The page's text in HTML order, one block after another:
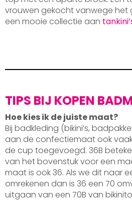
vrouwen gekocht vanwege het
een mooie collectie aan
TIPS BIJ KOPEN
Hoe kies ik de juiste maat?
Bij badkleding (bikini’s,
aan de confectiemaat ook
de cup toegevoegd. 36B
van het bovenstuk voor een
maat is ook 36. Als we dit naar
omrekenen dan is 36 een 70
uitgaan van een 70B van